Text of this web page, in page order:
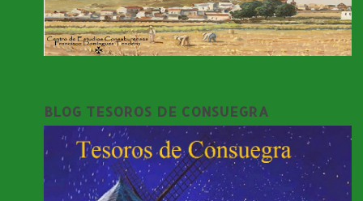
BLOG TESOROS DE CONSUEGRA